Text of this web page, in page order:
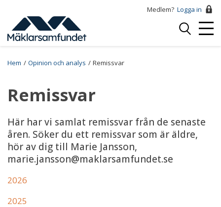
huvudinnehåll
Medlem? Logga in
Logga
Breadcrumb
Hem Opinion och analys Remissvar
Remissvar
Här har vi samlat remissvar från de senaste
åren. Söker du ett remissvar som är äldre,
hör av dig till Marie Jansson,
marie.jansson@maklarsamfundet.se
2026
2025